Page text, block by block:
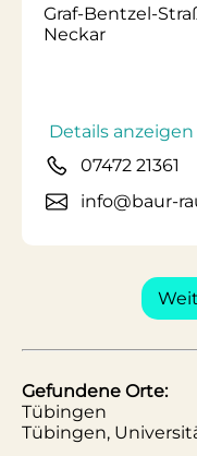
Graf-Bentzel-
Neckar
Details anzeigen
07472 21361
info@baur-
Gefundene Orte:
Tübingen
Tübingen,